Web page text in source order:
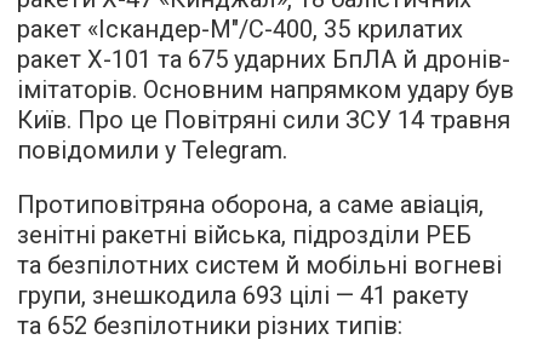
ракет «Іскандер-М"/С-400, 35 крилатих
ракет Х-101 та 675 ударних БпЛА й дронів-
імітаторів. Основним напрямком удару був
Київ. Про це Повітряні сили ЗСУ 14 травня
повідомили у Telegram.
Протиповітряна оборона, а саме авіація,
зенітні ракетні війська, підрозділи РЕБ
та безпілотних систем й мобільні вогневі
групи, знешкодила 693 цілі — 41 ракету
та 652 безпілотники різних типів: